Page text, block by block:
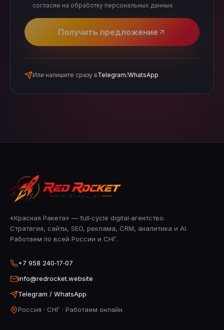
согласие на обработку персональных данных
Получить предложение
Или напишите сразу вTelegram/WhatsApp
«Красная Ракета» — full‑cycle digital‑агентство.
Стратегия, сайты, SEO, реклама, CRM, аналитика и AI.
Работаем по всей России и СНГ.
+7 958 240‑17‑07
info@redrocket.website
Telegram / WhatsApp
Россия · СНГ · Работаем онлайн